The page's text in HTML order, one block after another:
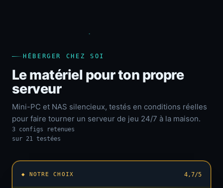
HÉBERGER CHEZ SOI
Le matériel pour ton propre
serveur
Mini-PC et NAS silencieux, testés en conditions réelles
pour faire tourner un serveur de jeu 24/7 à la maison.
3 configs retenues
sur 21 testées
◆ NOTRE CHOIX 4,7/5